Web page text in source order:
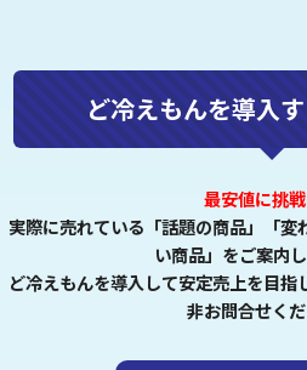
ど冷えもんを導入
最安値に挑戦
実際に売れている「話題の商品」「変
い商品」をご案内し
ど冷えもんを導入して安定売上を目
非お問合せくだ